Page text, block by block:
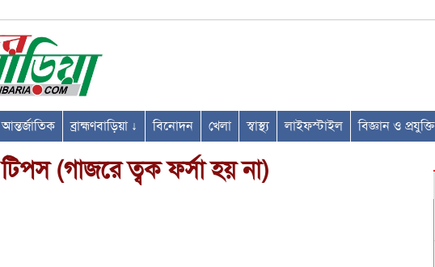
আন্তর্জাতিক ব্রাহ্মণবাড়িয়া ↓ বিনোদন খেলা স্বাস্থ্য লাইফস্টাইল বিজ্ঞান ও প্রযুক্তি
টিপস (গাজরে ত্বক ফর্সা হয় না)